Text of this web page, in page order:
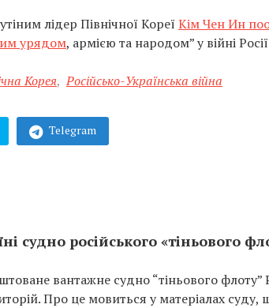
лідер Північної Кореї Кім Чен Ин
урядом, армією та народом” у війні
Корея, Російсько-Українська війна
Telegram
судно російського «тіньового
вантажне судно “тіньового
Про це мовиться у матеріалах